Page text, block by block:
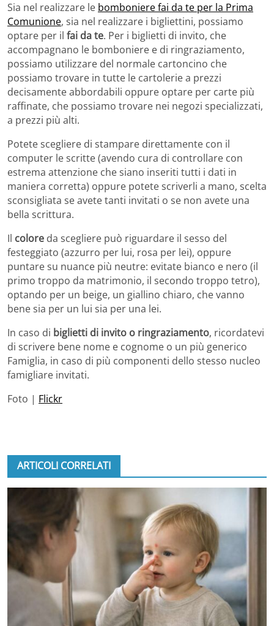
Sia nel realizzare le bomboniere fai da te per la Prima
Comunione, sia nel realizzare i bigliettini, possiamo
optare per il fai da te. Per i biglietti di invito, che
accompagnano le bomboniere e di ringraziamento,
possiamo utilizzare del normale cartoncino che
possiamo trovare in tutte le cartolerie a prezzi
decisamente abbordabili oppure optare per carte più
raffinate, che possiamo trovare nei negozi specializzati,
a prezzi più alti.
Potete scegliere di stampare direttamente con il
computer le scritte (avendo cura di controllare con
estrema attenzione che siano inseriti tutti i dati in
maniera corretta) oppure potete scriverli a mano, scelta
sconsigliata se avete tanti invitati o se non avete una
bella scrittura.
Il colore da scegliere può riguardare il sesso del
festeggiato (azzurro per lui, rosa per lei), oppure
puntare su nuance più neutre: evitate bianco e nero (il
primo troppo da matrimonio, il secondo troppo tetro),
optando per un beige, un giallino chiaro, che vanno
bene sia per un lui sia per una lei.
In caso di biglietti di invito o ringraziamento, ricordatevi
di scrivere bene nome e cognome o un più generico
Famiglia, in caso di più componenti dello stesso nucleo
famigliare invitati.
Foto | Flickr
ARTICOLI CORRELATI